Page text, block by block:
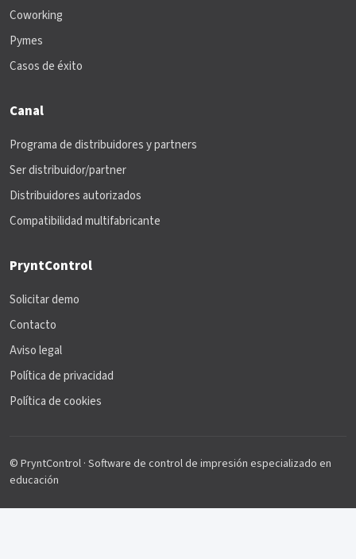
Coworking
Pymes
Casos de éxito
Canal
Programa de distribuidores y partners
Ser distribuidor/partner
Distribuidores autorizados
Compatibilidad multifabricante
PryntControl
Solicitar demo
Contacto
Aviso legal
Política de privacidad
Política de cookies
© PryntControl · Software de control de impresión especializado en
educación